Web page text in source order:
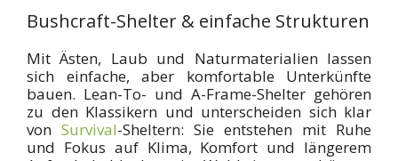
Bushcraft-Shelter & einfache Strukturen
Mit Ästen, Laub und Naturmaterialien lassen
sich einfache, aber komfortable Unterkünfte
bauen. Lean-To- und A-Frame-Shelter gehören
zu den Klassikern und unterscheiden sich klar
von Survival-Sheltern: Sie entstehen mit Ruhe
und Fokus auf Klima, Komfort und längerem